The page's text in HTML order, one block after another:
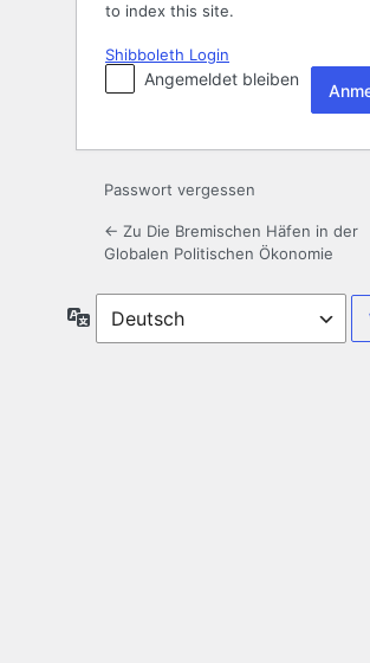
to index this site.
Shibboleth Login
Angemeldet bleiben
Passwort vergessen
← Zu Die Bremischen Häfen in der
Globalen Politischen Ökonomie
Sprache